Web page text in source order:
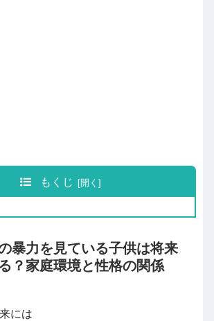
もくじ
暴力を見ている子供は将来
？家庭環境と性格の関係
には